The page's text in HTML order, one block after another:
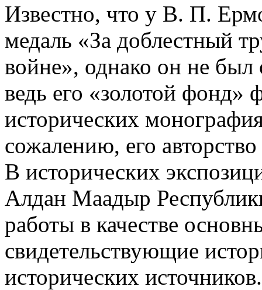
Известно, что у В. П.
медаль «За доблестный
войне», однако он не
ведь его «золотой фонд»
исторических
сожалению, его
В исторических
Алдан Маадыр
работы в качестве
свидетельствующие
исторических источников.